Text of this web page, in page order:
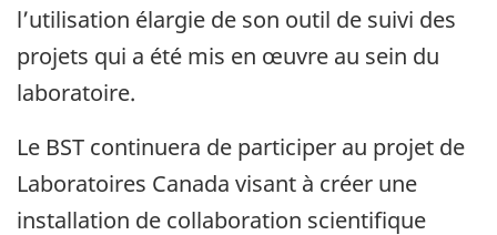
l’utilisation élargie de son outil de suivi des
projets qui a été mis en œuvre au sein du
laboratoire.
Le BST continuera de participer au projet de
Laboratoires Canada visant à créer une
installation de collaboration scientifique